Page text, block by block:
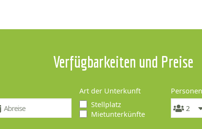
Verfügbarkeiten und Preise
Art der Unterkunft
Stellplatz
Mietunterkünfte
Personen